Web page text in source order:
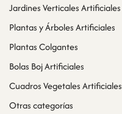
Jardines Verticales Artificiales
Plantas y Árboles Artificiales
Plantas Colgantes
Bolas Boj Artificiales
Cuadros Vegetales Artificiales
Otras categorías